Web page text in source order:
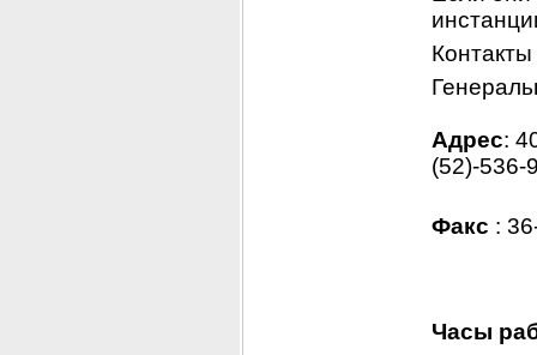
Контакты
Адрес:
(52)-536-
Факс :
Часы